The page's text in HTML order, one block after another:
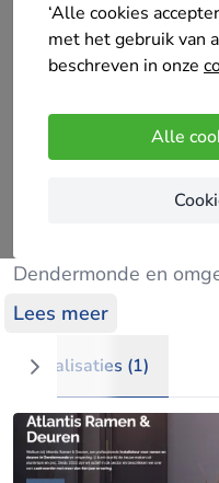
‘Alle cookies
met het gebruik van
beschreven in onze
Alle
ATLANTIS
(5
Welkom bij Atlantis
Dendermonde en
keuze maken uit
we over een
ervaring.
Lees meer
Realisaties (1)